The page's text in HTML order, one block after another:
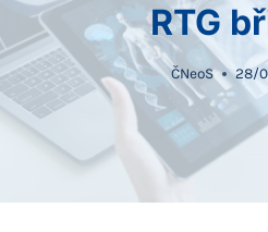
RTG
ČNeoS 28/